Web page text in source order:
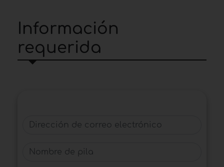
Información
requerida
Dirección de correo electrónico
Nombre de pila